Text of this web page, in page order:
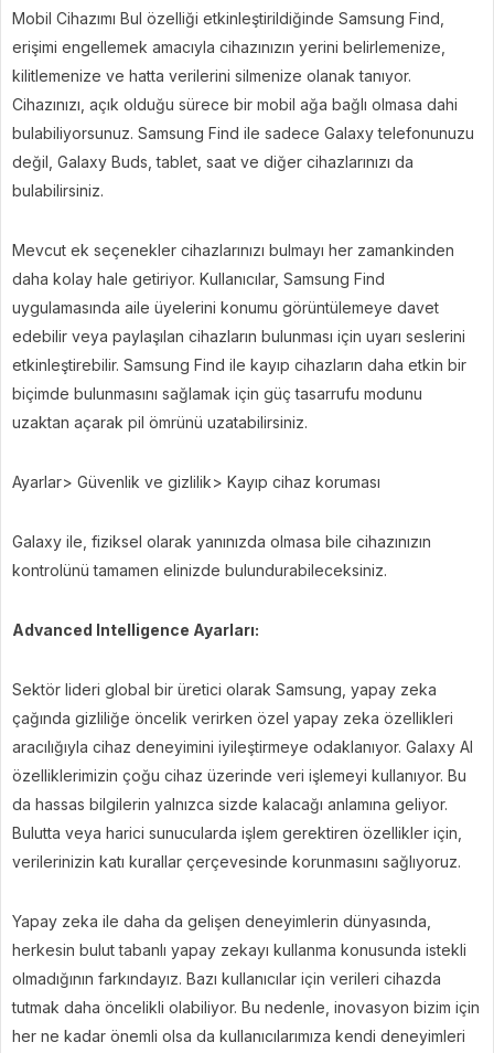
Mobil Cihazımı Bul özelliği etkinleştirildiğinde Samsung Find,
erişimi engellemek amacıyla cihazınızın yerini belirlemenize,
kilitlemenize ve hatta verilerini silmenize olanak tanıyor.
Cihazınızı, açık olduğu sürece bir mobil ağa bağlı olmasa dahi
bulabiliyorsunuz. Samsung Find ile sadece Galaxy telefonunuzu
değil, Galaxy Buds, tablet, saat ve diğer cihazlarınızı da
bulabilirsiniz.
Mevcut ek seçenekler cihazlarınızı bulmayı her zamankinden
daha kolay hale getiriyor. Kullanıcılar, Samsung Find
uygulamasında aile üyelerini konumu görüntülemeye davet
edebilir veya paylaşılan cihazların bulunması için uyarı seslerini
etkinleştirebilir. Samsung Find ile kayıp cihazların daha etkin bir
biçimde bulunmasını sağlamak için güç tasarrufu modunu
uzaktan açarak pil ömrünü uzatabilirsiniz.
Ayarlar> Güvenlik ve gizlilik> Kayıp cihaz koruması
Galaxy ile, fiziksel olarak yanınızda olmasa bile cihazınızın
kontrolünü tamamen elinizde bulundurabileceksiniz.
Advanced Intelligence Ayarları:
Sektör lideri global bir üretici olarak Samsung, yapay zeka
çağında gizliliğe öncelik verirken özel yapay zeka özellikleri
aracılığıyla cihaz deneyimini iyileştirmeye odaklanıyor. Galaxy AI
özelliklerimizin çoğu cihaz üzerinde veri işlemeyi kullanıyor. Bu
da hassas bilgilerin yalnızca sizde kalacağı anlamına geliyor.
Bulutta veya harici sunucularda işlem gerektiren özellikler için,
verilerinizin katı kurallar çerçevesinde korunmasını sağlıyoruz.
Yapay zeka ile daha da gelişen deneyimlerin dünyasında,
herkesin bulut tabanlı yapay zekayı kullanma konusunda istekli
olmadığının farkındayız. Bazı kullanıcılar için verileri cihazda
tutmak daha öncelikli olabiliyor. Bu nedenle, inovasyon bizim için
her ne kadar önemli olsa da kullanıcılarımıza kendi deneyimleri